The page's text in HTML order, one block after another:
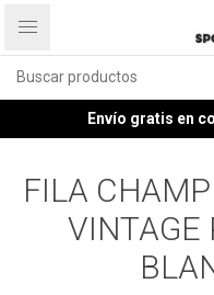
Envío gratis en
FILA
VINTAGE